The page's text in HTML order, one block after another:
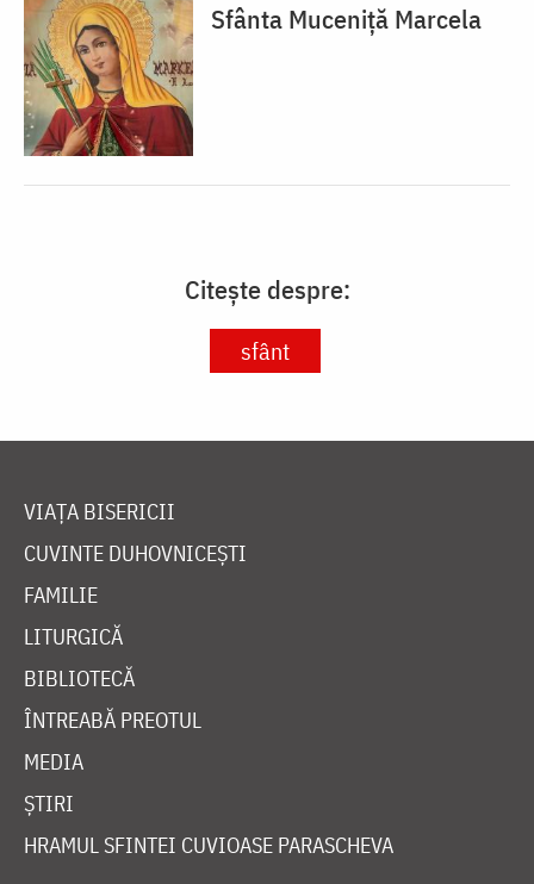
Sfânta Muceniță Marcela
Citește despre:
sfânt
VIAȚA BISERICII
CUVINTE DUHOVNICEȘTI
FAMILIE
LITURGICĂ
BIBLIOTECĂ
ÎNTREABĂ PREOTUL
MEDIA
ȘTIRI
HRAMUL SFINTEI CUVIOASE PARASCHEVA